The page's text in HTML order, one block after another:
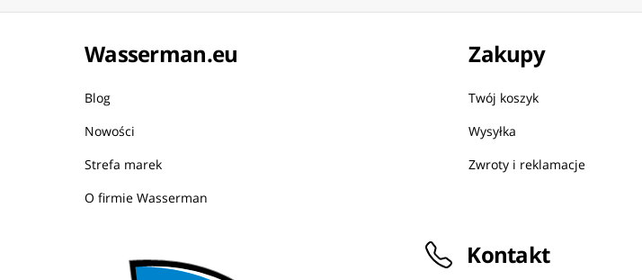
Wasserman.eu
Blog
Nowości
Strefa marek
O firmie Wasserman
Zakupy
Twój koszyk
Wysyłka
Zwroty i reklamacje
Kontakt